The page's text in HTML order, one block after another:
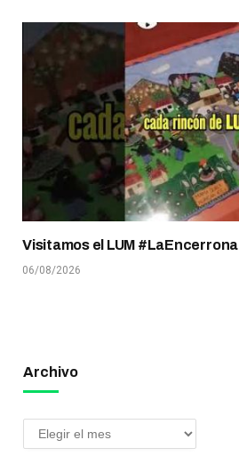
Visitamos el LUM #LaEncerrona
06/08/2026
Archivo